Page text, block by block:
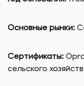
Основные рынки:
Сертификаты:
сельского